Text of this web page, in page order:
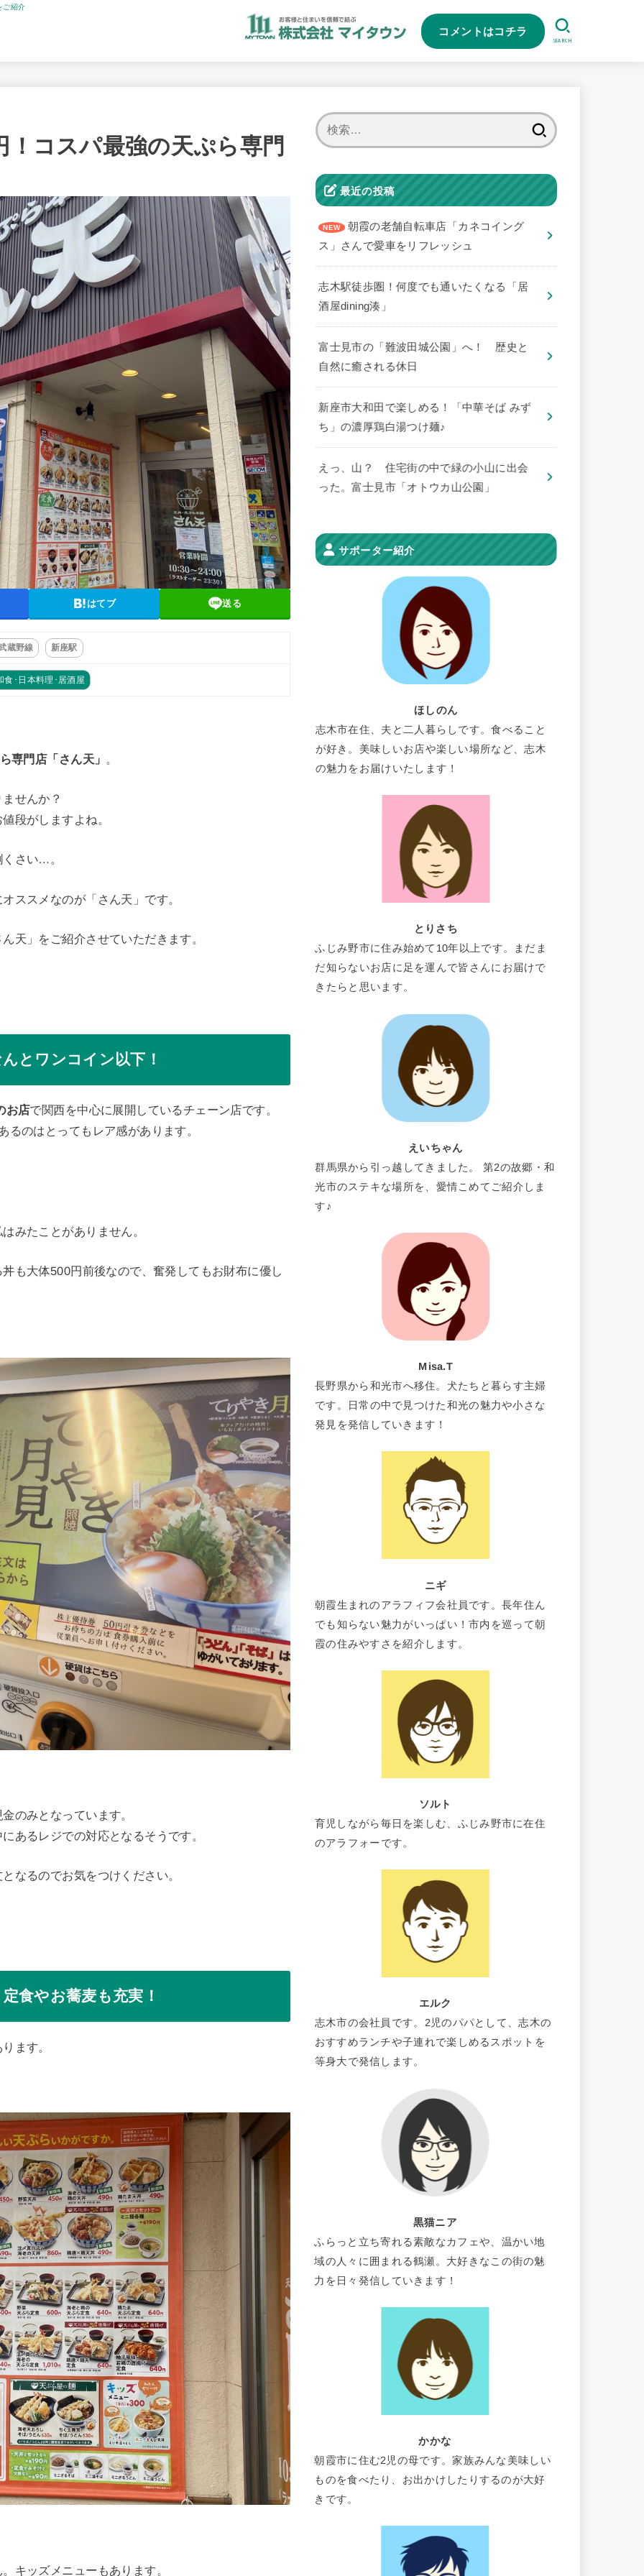
ご紹介
コメントはコチラ
SEARCH
コスパ最強の天ぷら専門
はてブ 送る
蔵野線 新座駅
食･日本料理･居酒屋
専門店「さん天」 。
せんか？
段がしますよね。
さい…。
ススメなのが「さん天」です。
天」をご紹介させていただきます。
とワンコイン以下！
お店で関西を中心に展開しているチェーン店です。
るのはとってもレア感があります。
みたことがありません。
も大体500円前後なので、奮発してもお財布に優し
のみとなっています。
あるレジでの対応となるそうです。
なるのでお気をつけください。
食やお蕎麦も充実！
ます。
キッズメニューもあります。
最近の投稿
朝霞の老舗自転車店「カネコイング
ス」さんで愛車をリフレッシュ
志木駅徒歩圏！何度でも通いたくなる「居
酒屋dining湊」
​富士見市の「難波田城公園」へ！ 歴史と
自然に癒される休日
新座市大和田で楽しめる！「中華そば みず
ち」の濃厚鶏白湯つけ麺♪
えっ、山？ 住宅街の中で緑の小山に出会
った。富士見市「オトウカ山公園」
サポーター紹介
ほしのん
志木市在住、夫と二人暮らしです。食べること
が好き。美味しいお店や楽しい場所など、志木
の魅力をお届けいたします！
とりさち
ふじみ野市に住み始めて10年以上です。まだま
だ知らないお店に足を運んで皆さんにお届けで
きたらと思います。
えいちゃん
群馬県から引っ越してきました。 第2の故郷・和
光市のステキな場所を、愛情こめてご紹介しま
す♪
Misa.T
長野県から和光市へ移住。犬たちと暮らす主婦
です。日常の中で見つけた和光の魅力や小さな
発見を発信していきます！
ニギ
朝霞生まれのアラフィフ会社員です。長年住ん
でも知らない魅力がいっぱい！市内を巡って朝
霞の住みやすさを紹介します。
ソルト
育児しながら毎日を楽しむ、ふじみ野市に在住
のアラフォーです。
エルク
志木市の会社員です。2児のパパとして、志木の
おすすめランチや子連れで楽しめるスポットを
等身大で発信します。
黒猫ニア
ふらっと立ち寄れる素敵なカフェや、温かい地
域の人々に囲まれる鶴瀬。大好きなこの街の魅
力を日々発信していきます！
かかな
朝霞市に住む2児の母です。家族みんな美味しい
ものを食べたり、お出かけしたりするのが大好
きです。